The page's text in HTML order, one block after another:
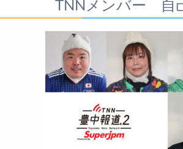
TNNメンバー 自